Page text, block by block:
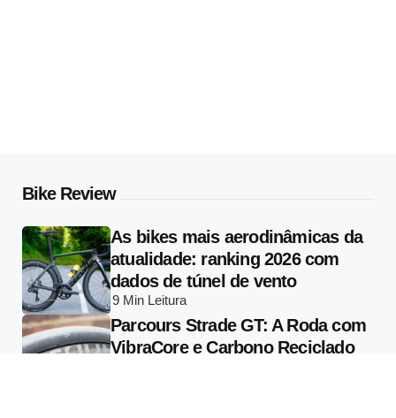
Bike Review
As bikes mais aerodinâmicas da
atualidade: ranking 2026 com
dados de túnel de vento
9 Min Leitura
Parcours Strade GT: A Roda com
VibraCore e Carbono Reciclado